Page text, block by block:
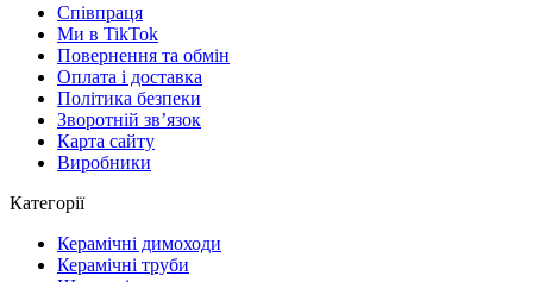
Cпівпраця
Ми в TikTok
Повернення та обмін
Оплата і доставка
Політика безпеки
Зворотній зв’язок
Карта сайту
Виробники
Категорії
Керамічні димоходи
Керамічні труби